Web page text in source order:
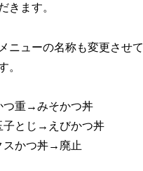
きます。
ニューの名称も変更させて
。
つ重→みそかつ丼
子とじ→えびかつ丼
スかつ丼→廃止